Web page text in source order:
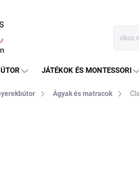
JÁTÉKOK ÉS MONTESSORI
Ágyak és matracok